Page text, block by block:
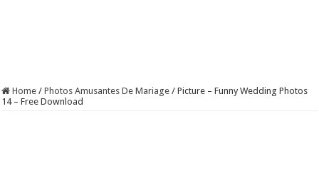
Home / Photos Amusantes De Mariage / Picture – Funny Wedding Photos
14 – Free Download